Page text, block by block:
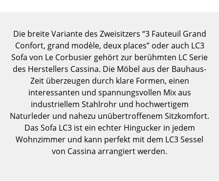
Regale & Schränke
Bücherregale
Wandregale
Sideboards & Kommoden
TV Möbel
Beistell- & Rollcontainer
Barmöbel
Die breite Variante des Zweisitzers “3 Fauteuil Grand
Confort, grand modèle, deux places” oder auch LC3
Sofa von Le Corbusier gehört zur berühmten LC Serie
des Herstellers Cassina. Die Möbel aus der Bauhaus-
Zeit überzeugen durch klare Formen, einen
interessanten und spannungsvollen Mix aus
industriellem Stahlrohr und hochwertigem
Naturleder und nahezu unübertroffenem Sitzkomfort.
Das Sofa LC3 ist ein echter Hingucker in jedem
Wohnzimmer und kann perfekt mit dem LC3 Sessel
von Cassina arrangiert werden.